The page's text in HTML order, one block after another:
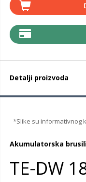
Detalji proizvoda
*Slike su informativnog
Akumulatorska
TE-DW